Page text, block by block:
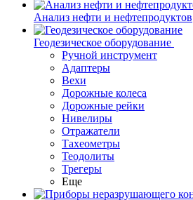
Анализ нефти и нефтепродуктов
Геодезическое оборудование
Ручной инструмент
Адаптеры
Вехи
Дорожные колеса
Дорожные рейки
Нивелиры
Отражатели
Тахеометры
Теодолиты
Трегеры
Еще